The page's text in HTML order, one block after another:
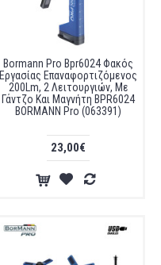
Bormann Pro Bpr6024 Φακός
Εργασίας Επαναφορτιζόμενος
200Lm, 2 Λειτουργιών, Με
Γάντζο Και Μαγνήτη BPR6024
BORMANN Pro (063391)
23,00€